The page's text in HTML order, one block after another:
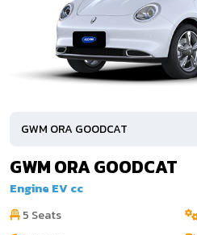
GWM ORA GOODCAT
Engine EV cc
5 Seats